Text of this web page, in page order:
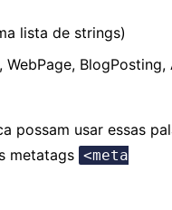
lista de strings)
possam usar essas
metatags <meta